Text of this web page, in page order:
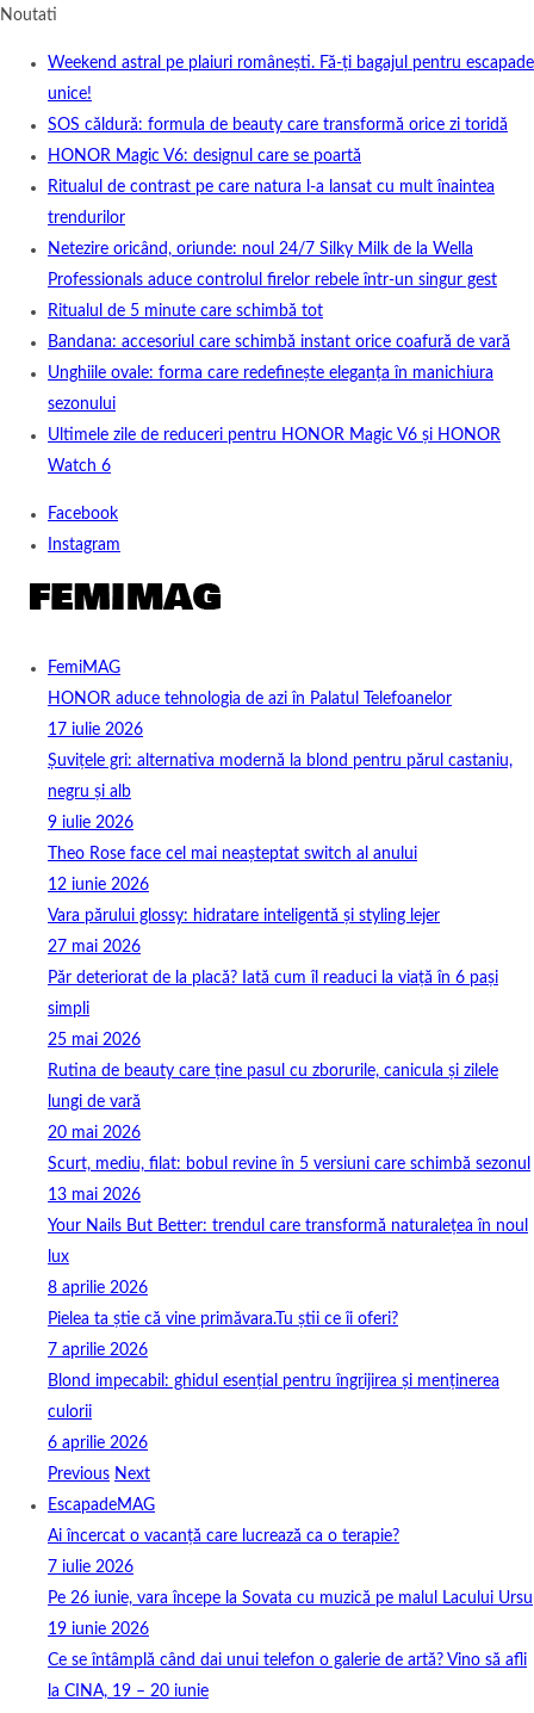
Noutati
Weekend astral pe plaiuri românești. Fă-ți bagajul pentru escapade
unice!
SOS căldură: formula de beauty care transformă orice zi toridă
HONOR Magic V6: designul care se poartă
Ritualul de contrast pe care natura l-a lansat cu mult înaintea
trendurilor
Netezire oricând, oriunde: noul 24/7 Silky Milk de la Wella
Professionals aduce controlul firelor rebele într-un singur gest
Ritualul de 5 minute care schimbă tot
Bandana: accesoriul care schimbă instant orice coafură de vară
Unghiile ovale: forma care redefinește eleganța în manichiura
sezonului
Ultimele zile de reduceri pentru HONOR Magic V6 și HONOR
Watch 6
Facebook
Instagram
FemiMAG
HONOR aduce tehnologia de azi în Palatul Telefoanelor
17 iulie 2026
Șuvițele gri: alternativa modernă la blond pentru părul castaniu,
negru și alb
9 iulie 2026
Theo Rose face cel mai neașteptat switch al anului
12 iunie 2026
Vara părului glossy: hidratare inteligentă și styling lejer
27 mai 2026
Păr deteriorat de la placă? Iată cum îl readuci la viață în 6 pași
simpli
25 mai 2026
Rutina de beauty care ține pasul cu zborurile, canicula și zilele
lungi de vară
20 mai 2026
Scurt, mediu, filat: bobul revine în 5 versiuni care schimbă sezonul
13 mai 2026
Your Nails But Better: trendul care transformă naturalețea în noul
lux
8 aprilie 2026
Pielea ta știe că vine primăvara.Tu știi ce îi oferi?
7 aprilie 2026
Blond impecabil: ghidul esențial pentru îngrijirea și menținerea
culorii
6 aprilie 2026
Previous Next
EscapadeMAG
Ai încercat o vacanță care lucrează ca o terapie?
7 iulie 2026
Pe 26 iunie, vara începe la Sovata cu muzică pe malul Lacului Ursu
19 iunie 2026
Ce se întâmplă când dai unui telefon o galerie de artă? Vino să afli
la CINA, 19 – 20 iunie